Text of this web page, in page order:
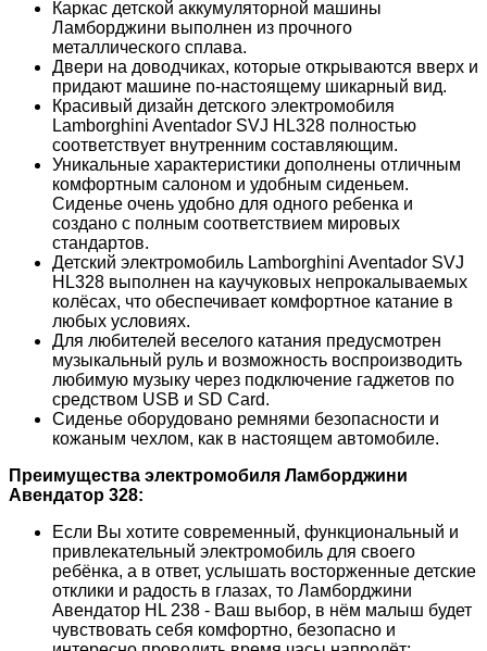
Каркас детской аккумуляторной машины
Ламборджини выполнен из прочного
металлического сплава.
Двери на доводчиках, которые открываются вверх и
придают машине по-настоящему шикарный вид.
Красивый дизайн детского электромобиля
Lamborghini Aventador SVJ HL328 полностью
соответствует внутренним составляющим.
Уникальные характеристики дополнены отличным
комфортным салоном и удобным сиденьем.
Сиденье очень удобно для одного ребенка и
создано с полным соответствием мировых
стандартов.
Детский электромобиль Lamborghini Aventador SVJ
HL328 выполнен на каучуковых непрокалываемых
колёсах, что обеспечивает комфортное катание в
любых условиях.
Для любителей веселого катания предусмотрен
музыкальный руль и возможность воспроизводить
любимую музыку через подключение гаджетов по
средством USB и SD Card.
Сиденье оборудовано ремнями безопасности и
кожаным чехлом, как в настоящем автомобиле.
Преимущества электромобиля Ламборджини
Авендатор 328:
Если Вы хотите современный, функциональный и
привлекательный электромобиль для своего
ребёнка, а в ответ, услышать восторженные детские
отклики и радость в глазах, то Ламборджини
Авендатор HL 238 - Ваш выбор, в нём малыш будет
чувствовать себя комфортно, безопасно и